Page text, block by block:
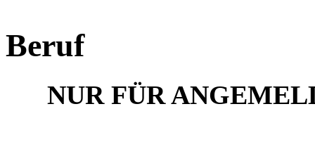
Beruf
NUR FÜR